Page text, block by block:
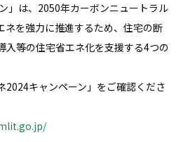
」は、2050年カーボンニュートラル
ネを強力に推進するため、住宅の断
入等の住宅省エネ化を支援する4つの
2024キャンペーン」をご確認くださ